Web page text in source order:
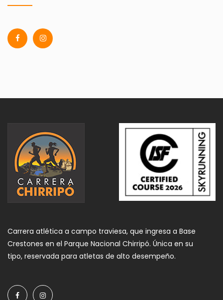
Carrera atlética a campo traviesa, que ingresa a Base
Crestones en el Parque Nacional Chirripó. Única en su
tipo, reservada para atletas de alto desempeño.